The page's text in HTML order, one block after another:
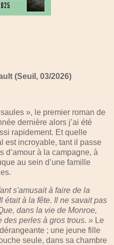
(Seuil, 03/2026)
», le premier roman de
dernière alors j’ai été
rapidement. Et quelle
est incroyable, tant il passe
d’amour à la campagne, à
au sein d’une famille
s'amusait à faire de la
était à la fête. Il ne savait pas
dans la vie de Monroe,
des perles à gros trous. » Le
; une jeune fille
seule, dans sa chambre